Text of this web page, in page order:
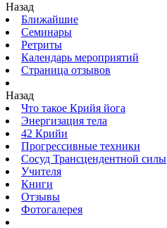
Назад
Ближайшие
Семинары
Ретриты
Календарь мероприятий
Страница отзывов
Назад
Что такое Крийя йога
Энергизация тела
42 Крийи
Прогрессивные техники
Сосуд Трансцендентной силы
Учителя
Книги
Отзывы
Фотогалерея